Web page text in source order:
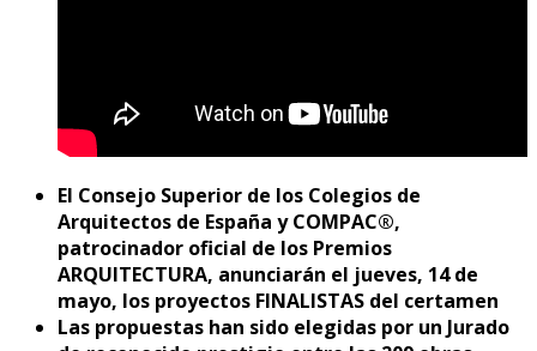
El Consejo Superior de los Colegios de
Arquitectos de España y COMPAC®,
patrocinador oficial de los Premios
ARQUITECTURA, anunciarán el jueves, 14 de
mayo, los proyectos FINALISTAS del certamen
Las propuestas han sido elegidas por un Jurado